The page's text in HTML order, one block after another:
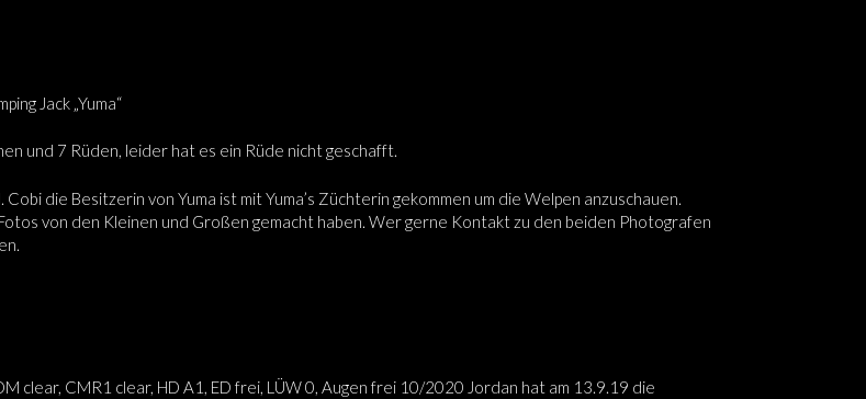
Jack „Yuma“
und 7 Rüden, leider hat es ein Rüde nicht geschafft.
die Besitzerin von Yuma ist mit Yuma’s Züchterin gekommen um die Welpen anzuschauen.
von den Kleinen und Großen gemacht haben. Wer gerne Kontakt zu den beiden Photografen
clear, CMR1 clear, HD A1, ED frei, LÜW 0, Augen frei 10/2020 Jordan hat am 13.9.19 die